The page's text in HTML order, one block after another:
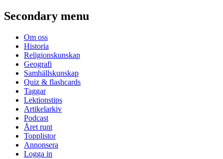
Secondary menu
Om oss
Historia
Religionskunskap
Geografi
Samhällskunskap
Quiz & flashcards
Taggar
Lektionstips
Artikelarkiv
Podcast
Året runt
Topplistor
Annonsera
Logga in